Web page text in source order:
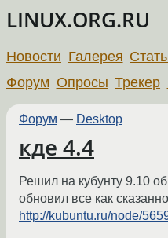
LINUX.ORG.RU
Новости Галерея
Форум Опросы Трекер
Форум — Desktop
кде 4.4
Решил на кубунту 9.10
обновил все как
http://kubuntu.ru/node/